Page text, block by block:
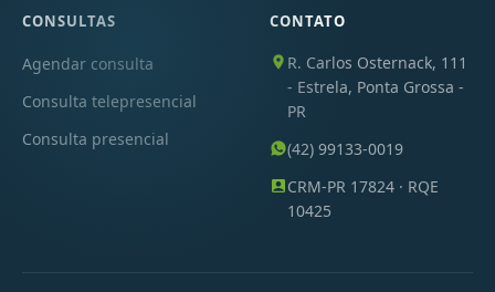
CONSULTAS
Agendar consulta
Consulta telepresencial
Consulta presencial
CONTATO
R. Carlos Osternack, 111
- Estrela, Ponta Grossa -
PR
(42) 99133-0019
CRM-PR 17824 · RQE
10425